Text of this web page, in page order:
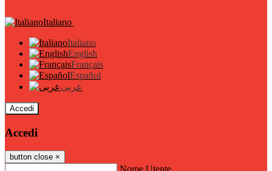
Italiano
Italiano
English
Français
Español
عربى
Accedi
Accedi
button close ×